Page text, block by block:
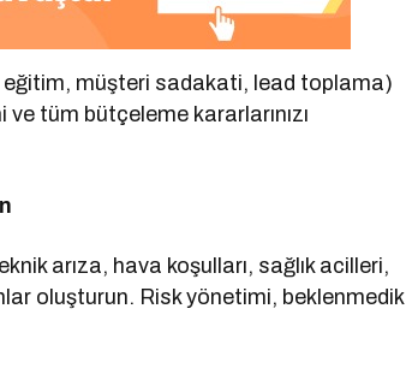
eğitim, müşteri sadakati, lead toplama)
tüm bütçeleme kararlarınızı
arıza, hava koşulları, sağlık acilleri,
oluşturun. Risk yönetimi, beklenmedik